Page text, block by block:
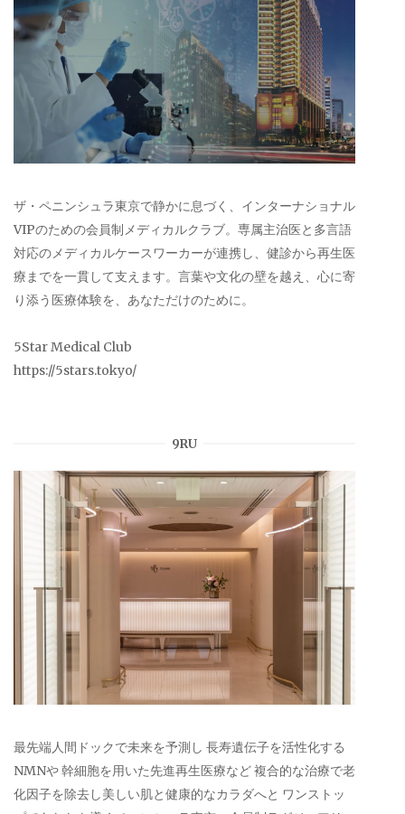
ザ・ペニンシュラ東京で静かに息づく、インターナショナル
VIPのための会員制メディカルクラブ。専属主治医と多言語
対応のメディカルケースワーカーが連携し、健診から再生医
療までを一貫して支えます。言葉や文化の壁を越え、心に寄
り添う医療体験を、あなただけのために。
5Star Medical Club
https://5stars.tokyo/
9RU
最先端人間ドックで未来を予測し 長寿遺伝子を活性化する
NMNや 幹細胞を用いた先進再生医療など 複合的な治療で老
化因子を除去し美しい肌と健康的なカラダへと ワンストッ